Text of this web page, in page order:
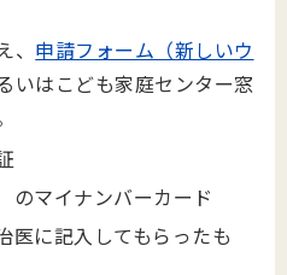
申請フォーム（新しいウ
いはこども家庭センター窓
のマイナンバーカード
医に記入してもらったも